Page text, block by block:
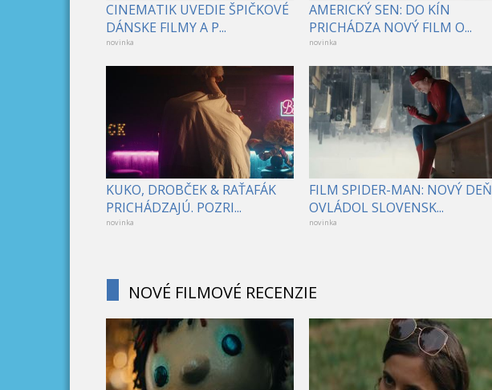
CINEMATIK UVEDIE ŠPIČKOVÉ
DÁNSKE FILMY A P...
novinka
AMERICKÝ SEN: DO KÍN
PRICHÁDZA NOVÝ FILM O...
novinka
KUKO, DROBČEK & RAŤAFÁK
PRICHÁDZAJÚ. POZRI...
novinka
FILM SPIDER-MAN: NOVÝ DEŇ
OVLÁDOL SLOVENSK...
novinka
NOVÉ FILMOVÉ RECENZIE